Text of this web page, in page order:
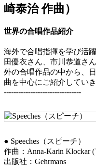
崎泰治 作曲）
世界の合唱作品紹介
海外で合唱指揮を学び活
田優衣さん、市川恭道さ
外の合唱作品の中から、
曲を中心にご紹介していき
--------------------------------
● Speeches（スピーチ）
作曲：Anna-Karin Klockar
出版社：Gehrmans